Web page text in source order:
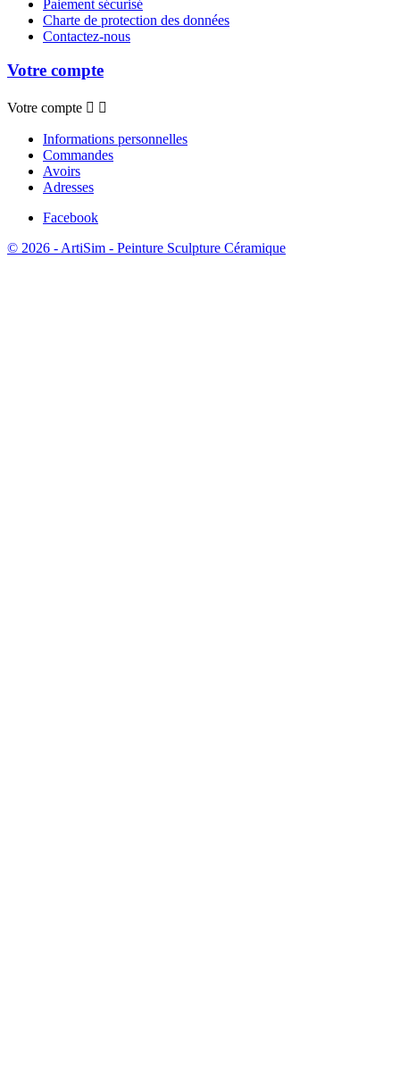
Paiement sécurisé
Charte de protection des données
Contactez-nous
Votre compte
Votre compte  
Informations personnelles
Commandes
Avoirs
Adresses
Facebook
© 2026 - ArtiSim - Peinture Sculpture Céramique